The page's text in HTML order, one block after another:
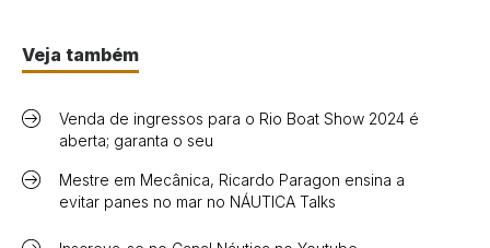
Veja também
Venda de ingressos para o Rio Boat Show 2024 é
aberta; garanta o seu
Mestre em Mecânica, Ricardo Paragon ensina a
evitar panes no mar no NÁUTICA Talks